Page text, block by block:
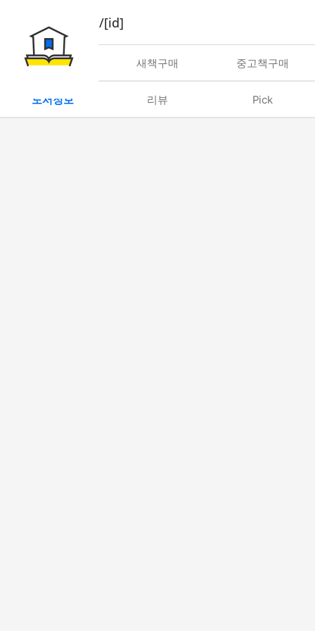
book/rent/[id]
대여 새책구매 중고책구매
도서정보 리뷰 Pick